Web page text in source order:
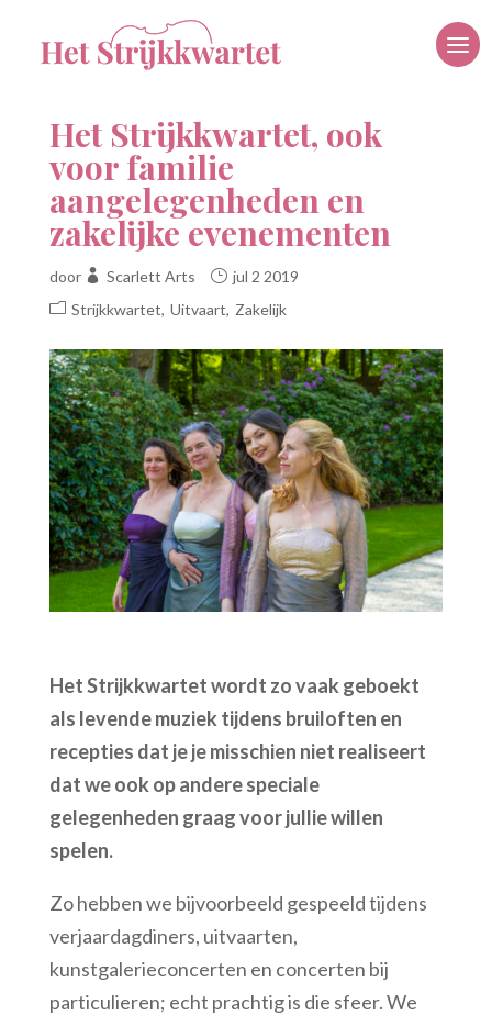
Het Strijkkwartet, ook
voor familie
aangelegenheden en
zakelijke evenementen
door Scarlett Arts
jul 2 2019
Strijkkwartet Uitvaart Zakelijk
Het Strijkkwartet wordt zo vaak geboekt
als levende muziek tijdens bruiloften en
recepties dat je je misschien niet realiseert
dat we ook op andere speciale
gelegenheden graag voor jullie willen
spelen.
Zo hebben we bijvoorbeeld gespeeld tijdens
verjaardagdiners, uitvaarten,
kunstgalerieconcerten en concerten bij
particulieren; echt prachtig is die sfeer. We